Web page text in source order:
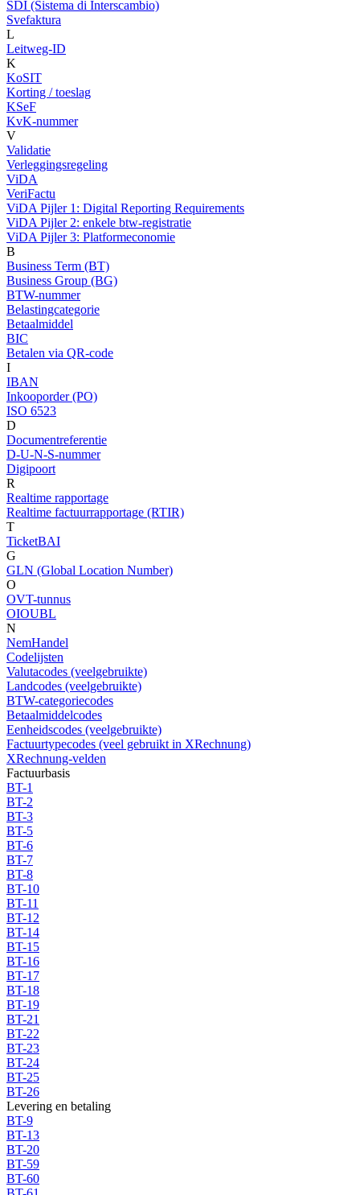
SDI (Sistema di Interscambio)
Svefaktura
L
Leitweg-ID
K
KoSIT
Korting / toeslag
KSeF
KvK-nummer
V
Validatie
Verleggingsregeling
ViDA
VeriFactu
ViDA Pijler 1: Digital Reporting Requirements
ViDA Pijler 2: enkele btw-registratie
ViDA Pijler 3: Platformeconomie
B
Business Term (BT)
Business Group (BG)
BTW-nummer
Belastingcategorie
Betaalmiddel
BIC
Betalen via QR-code
I
IBAN
Inkooporder (PO)
ISO 6523
D
Documentreferentie
D-U-N-S-nummer
Digipoort
R
Realtime rapportage
Realtime factuurrapportage (RTIR)
T
TicketBAI
G
GLN (Global Location Number)
O
OVT-tunnus
OIOUBL
N
NemHandel
Codelijsten
Valutacodes (veelgebruikte)
Landcodes (veelgebruikte)
BTW-categoriecodes
Betaalmiddelcodes
Eenheidscodes (veelgebruikte)
Factuurtypecodes (veel gebruikt in XRechnung)
XRechnung-velden
Factuurbasis
BT-1
BT-2
BT-3
BT-5
BT-6
BT-7
BT-8
BT-10
BT-11
BT-12
BT-14
BT-15
BT-16
BT-17
BT-18
BT-19
BT-21
BT-22
BT-23
BT-24
BT-25
BT-26
Levering en betaling
BT-9
BT-13
BT-20
BT-59
BT-60